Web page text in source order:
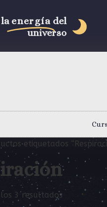
energía del
universo
etiquetados
3 resultados